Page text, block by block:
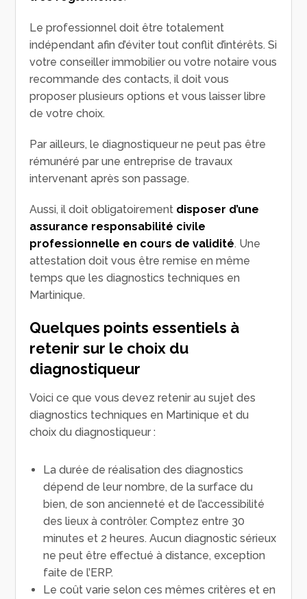
Le professionnel doit être totalement
indépendant afin d’éviter tout conflit d’intérêts. Si
votre conseiller immobilier ou votre notaire vous
recommande des contacts, il doit vous
proposer plusieurs options et vous laisser libre
de votre choix.
Par ailleurs, le diagnostiqueur ne peut pas être
rémunéré par une entreprise de travaux
intervenant après son passage.
Aussi, il doit obligatoirement disposer d’une
assurance responsabilité civile
professionnelle en cours de validité. Une
attestation doit vous être remise en même
temps que les diagnostics techniques en
Martinique.
Quelques points essentiels à
retenir sur le choix du
diagnostiqueur
Voici ce que vous devez retenir au sujet des
diagnostics techniques en Martinique et du
choix du diagnostiqueur :
La durée de réalisation des diagnostics
dépend de leur nombre, de la surface du
bien, de son ancienneté et de l’accessibilité
des lieux à contrôler. Comptez entre 30
minutes et 2 heures. Aucun diagnostic sérieux
ne peut être effectué à distance, exception
faite de l’ERP.
Le coût varie selon ces mêmes critères et en